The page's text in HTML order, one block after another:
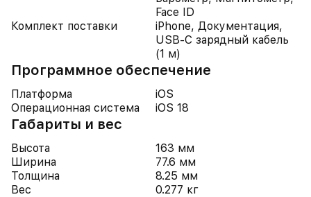
Face ID
Комплект поставки
iPhone, Документация,
USB-C зарядный кабель
(1 м)
Программное обеспечение
Платформа
iOS
Операционная система
iOS 18
Габариты и вес
Высота
163 мм
Ширина
77.6 мм
Толщина
8.25 мм
Вес
0.277 кг